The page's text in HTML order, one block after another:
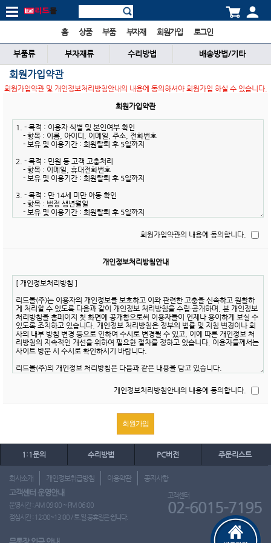
홈 상품 부품 부자재 회원가입 로그인
부품류 부자재류 수리방법 배송방법/기타
회원가입약관
회원가입약관 및 개인정보처리방침안내의 내용에 동의하셔야 회원가입 하실 수 있습니다.
회원가입약관
회원가입약관의 내용에 동의합니다.
개인정보처리방침안내
개인정보처리방침안내의 내용에 동의합니다.
1:1문의 수리방법 PC버전 주문리스트
회사소개 개인정보취급방침 이용약관 공지사항
고객센터 운영안내
운영시간 : AM 09:00 ~ PM 06:00
점심시간 : 12:00~13:00 / 토.일.공휴일은 쉽니다.
고객센터
02-6015-7195